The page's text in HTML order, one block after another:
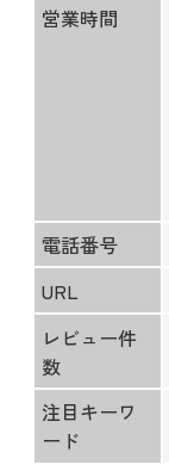
営業時間
電話番号
URL
レビュー件
数
注目キーワ
ード